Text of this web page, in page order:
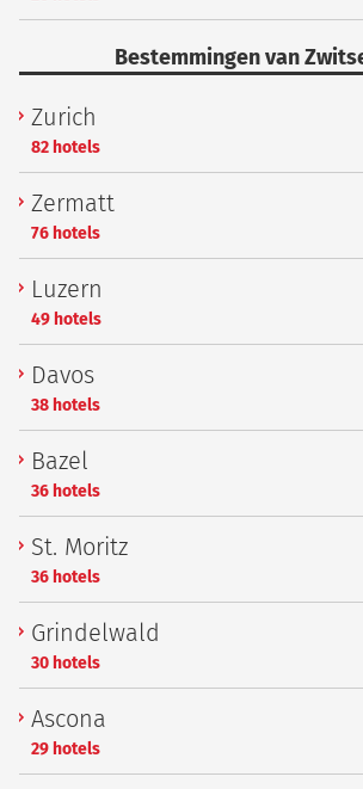
Bestemmingen van
Zurich
82 hotels
Zermatt
76 hotels
Luzern
49 hotels
Davos
38 hotels
Bazel
36 hotels
St. Moritz
36 hotels
Grindelwald
30 hotels
Ascona
29 hotels